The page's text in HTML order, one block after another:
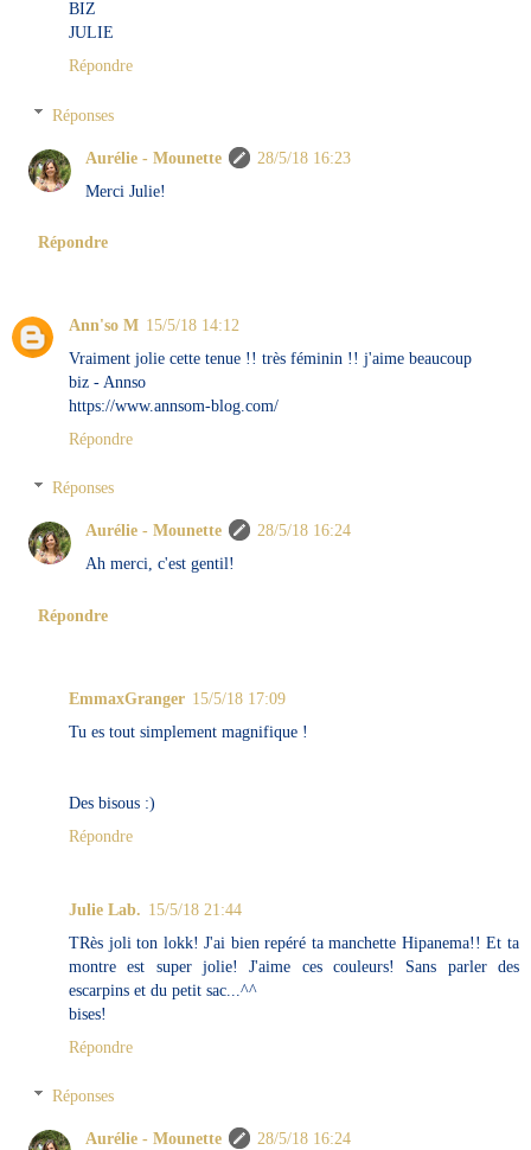
BIZ
JULIE
Répondre
Réponses
Aurélie - Mounette
28/5/18 16:23
Merci Julie!
Répondre
Ann'so M 15/5/18 14:12
Vraiment jolie cette tenue !! très féminin !! j'aime beaucoup
biz - Annso
https://www.annsom-blog.com/
Répondre
Réponses
Aurélie - Mounette
28/5/18 16:24
Ah merci, c'est gentil!
Répondre
EmmaxGranger 15/5/18 17:09
Tu es tout simplement magnifique !
Des bisous :)
Répondre
Julie Lab. 15/5/18 21:44
TRès joli ton lokk! J'ai bien repéré ta manchette Hipanema!! Et ta
montre est super jolie! J'aime ces couleurs! Sans parler des
escarpins et du petit sac...^^
bises!
Répondre
Réponses
Aurélie - Mounette
28/5/18 16:24